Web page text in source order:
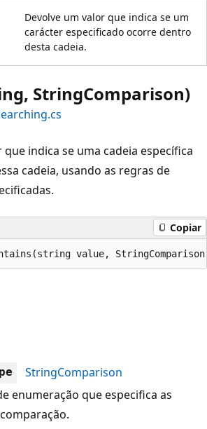
Devolve um valor que indica se um
carácter especificado ocorre dentro
desta cadeia.
StringComparison)
indica se uma cadeia específica
cadeia, usando as regras de
Copiar
value, StringComparison
StringComparison
enumeração que especifica as